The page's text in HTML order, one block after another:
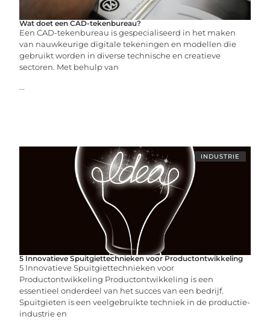
Wat doet een CAD-tekenbureau?
Een CAD-tekenbureau is gespecialiseerd in het maken
van nauwkeurige digitale tekeningen en modellen die
gebruikt worden in diverse technische en creatieve
sectoren. Met behulp van
...
INDUSTRIE
5 Innovatieve Spuitgiettechnieken voor Productontwikkeling
5 Innovatieve Spuitgiettechnieken voor
Productontwikkeling Productontwikkeling is een
essentieel onderdeel van het succes van een bedrijf.
Spuitgieten is een veelgebruikte techniek in de productie-
industrie en